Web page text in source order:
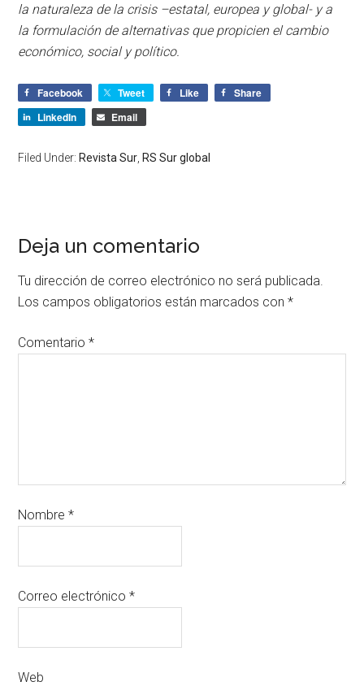
la naturaleza de la crisis –estatal, europea y global- y a
la formulación de alternativas que propicien el cambio
económico, social y político.
Facebook Tweet Like
Share
LinkedIn
Email
Filed Under: Revista Sur RS Sur global
Deja un comentario
Tu dirección de correo electrónico no será publicada.
Los campos obligatorios están marcados con*
Comentario*
Nombre*
Correo electrónico*
Web